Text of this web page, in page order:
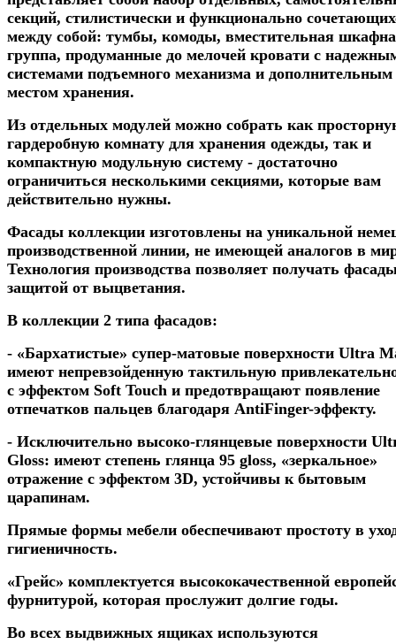
секций, стилистически и функционально
между собой: тумбы, комоды, вместительная
группа, продуманные до мелочей кровати с
системами подъемного механизма и дополнительным
местом хранения.
Из отдельных модулей можно собрать как
гардеробную комнату для хранения одежды, так и
компактную модульную систему - достаточно
ограничиться несколькими секциями, которые вам
действительно нужны.
Фасады коллекции изготовлены на уникальной
производственной линии, не имеющей аналогов в
Технология производства позволяет получать
защитой от выцветания.
В коллекции 2 типа фасадов:
- «Бархатистые» супер-матовые поверхности Ultra
имеют непревзойденную тактильную
с эффектом Soft Touch и предотвращают появление
отпечатков пальцев благодаря AntiFinger-эффекту.
- Исключительно высоко-глянцевые поверхности
Gloss: имеют степень глянца 95 gloss, «зеркальное»
отражение с эффектом 3D, устойчивы к бытовым
царапинам.
Прямые формы мебели обеспечивают простоту в
гигиеничность.
«Грейс» комплектуется высококачественной
фурнитурой, которая прослужит долгие годы.
Во всех выдвижных ящиках используются